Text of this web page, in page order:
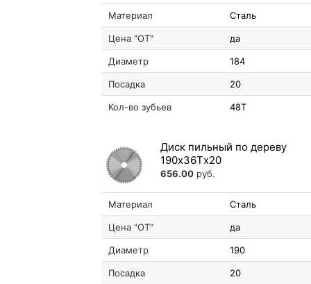
Материал Сталь
Цена "ОТ" да
Диаметр 184
Посадка 20
Кол-во зубьев 48T
Диск пильный по дереву
190х36Tх20
656.00 руб.
Материал Сталь
Цена "ОТ" да
Диаметр 190
Посадка 20